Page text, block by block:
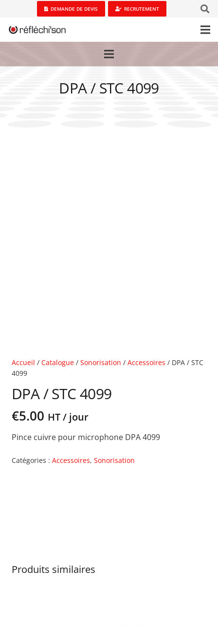
DEMANDE DE DEVIS RECRUTEMENT
DPA / STC 4099
Accueil / Catalogue / Sonorisation / Accessoires / DPA / STC
4099
DPA / STC 4099
€5.00 HT / jour
Pince cuivre pour microphone DPA 4099
Catégories : Accessoires, Sonorisation
Produits similaires